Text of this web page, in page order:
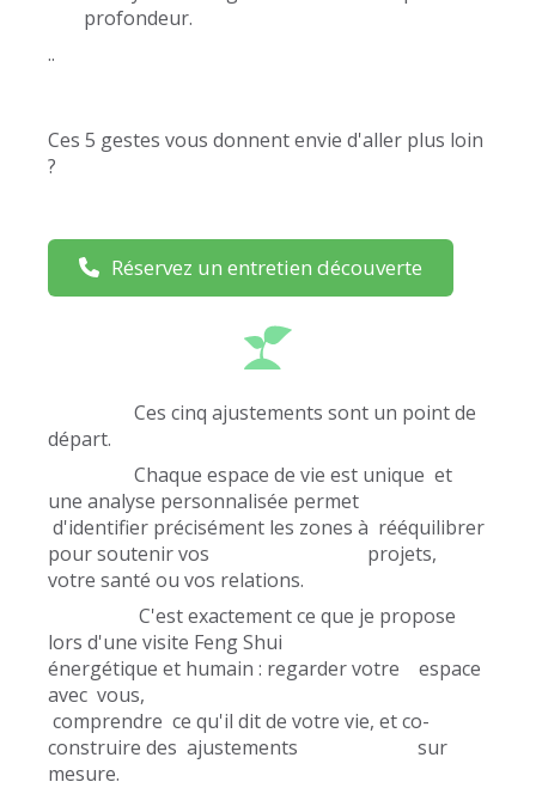
profondeur.
..
Ces 5 gestes vous donnent envie d'aller plus loin
?
Réservez un entretien découverte
Ces cinq ajustements sont un point de
départ.
Chaque espace de vie est unique et
une analyse personnalisée permet
d'identifier précisément les zones à rééquilibrer
pour soutenir vos projets,
votre santé ou vos relations.
C'est exactement ce que je propose
lors d'une visite Feng Shui
énergétique et humain : regarder votre espace
avec vous,
comprendre ce qu'il dit de votre vie, et co-
construire des ajustements sur
mesure.